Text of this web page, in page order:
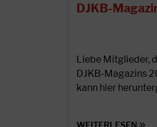
DJKB-
Liebe Mitglieder,
DJKB-Magazins
kann hier
WEITERLESEN